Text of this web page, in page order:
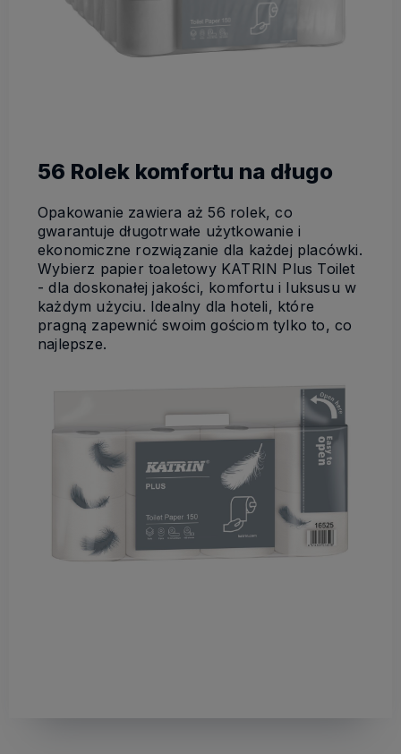
56 Rolek komfortu na długo
Opakowanie zawiera aż 56 rolek, co
gwarantuje długotrwałe użytkowanie i
ekonomiczne rozwiązanie dla każdej placówki.
Wybierz papier toaletowy KATRIN Plus Toilet
- dla doskonałej jakości, komfortu i luksusu w
każdym użyciu. Idealny dla hoteli, które
pragną zapewnić swoim gościom tylko to, co
najlepsze.